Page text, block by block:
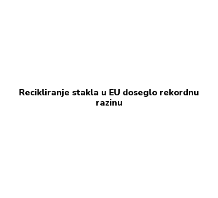
Recikliranje stakla u EU doseglo rekordnu
razinu